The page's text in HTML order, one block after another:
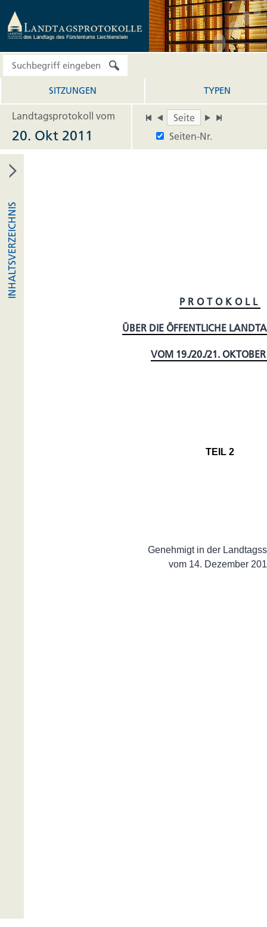
SITZUNGEN TYPEN
Landtagsprotokoll vom
Seiten-Nr.
20. Okt 2011
INHALTSVERZEICHNIS
PROTOKOLL
ÜBER DIE ÖFFENTLICHE
VOM 19./20./21.
TEIL 2
Genehmigt in der
vom 14. Dezember